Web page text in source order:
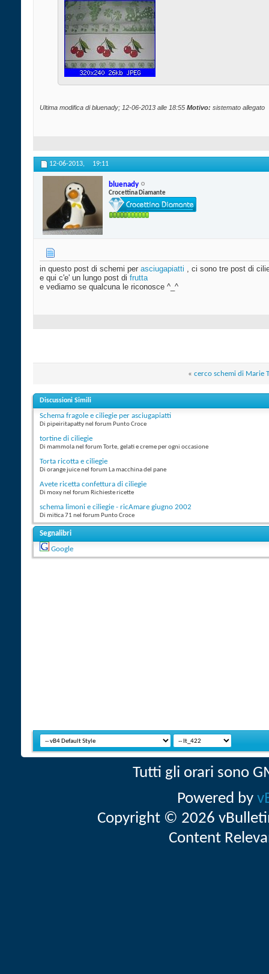
Ultima modifica di bluenady; 12-06-2013 alle 18:55 Motivo: sistemato allegato
12-06-2013, 19:11
bluenady
Crocettina Diamante
in questo post di schemi per asciugapiatti , ci sono tre post di
e qui c'e' un lungo post di frutta
e vediamo se qualcuna le riconosce ^_^
« cerco schemi di Marie
Discussioni Simili
Schema fragole e ciliegie per asciugapiatti
Di pipeiritapatty nel forum Punto Croce
tortine di ciliegie
Di mammola nel forum Torte, gelati e creme per ogni occasione
Torta ricotta e ciliegie
Di orange juice nel forum La macchina del pane
Avete ricetta confettura di ciliegie
Di moxy nel forum Richieste ricette
schema limoni e ciliegie - ricAmare giugno 2002
Di mitica 71 nel forum Punto Croce
Segnalibri
Google
Tutti gli orari sono
Powered by
Copyright © 2026
Content